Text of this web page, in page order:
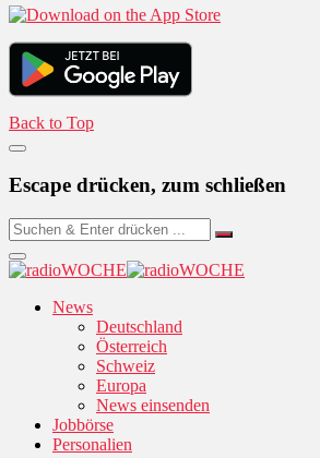
Back to Top
Escape drücken, zum schließen
News
Deutschland
Österreich
Schweiz
Europa
News einsenden
Jobbörse
Personalien